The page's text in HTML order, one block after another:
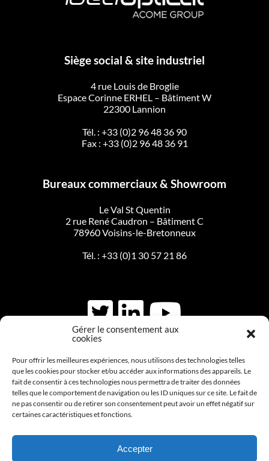
Gérer le consentement aux
cookies
Pour offrir les meilleures expériences, nous utilisons des technologies telles
que les cookies pour stocker et/ou accéder aux informations des appareils. Le
fait de consentir à ces technologies nous permettra de traiter des données
telles que le comportement de navigation ou les ID uniques sur ce site. Le fait de
ne pas consentir ou de retirer son consentement peut avoir un effet négatif sur
certaines caractéristiques et fonctions.
Accepter
Siège social & site industriel
4 rue Louis de Broglie
Espace Corinne ERHEL – Bâtiment W
22300 Lannion
Tél. : +33 (0)2 96 48 36 90
Fax : +33 (0)2 96 48 36 91
Bureaux commerciaux & Showroom
Le Val St Quentin
2 rue René Caudron – Bâtiment C
78960 Voisins-le-Bretonneux
Tél. : +33 (0)1 30 57 21 86
CONTACTEZ-NOUS
S'INCRIRE AUX NEWSLETTERS